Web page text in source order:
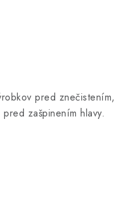
pred znečistením,
zašpinením hlavy.